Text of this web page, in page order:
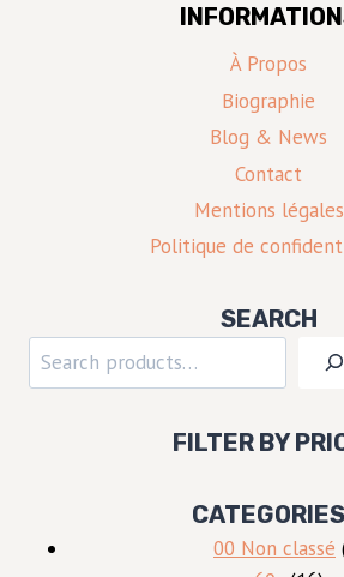
À Propos
Biographie
Blog & News
Contact
Mentions légales
Politique de
SEARCH
FILTER BY
CATEGORIES
00 Non classé